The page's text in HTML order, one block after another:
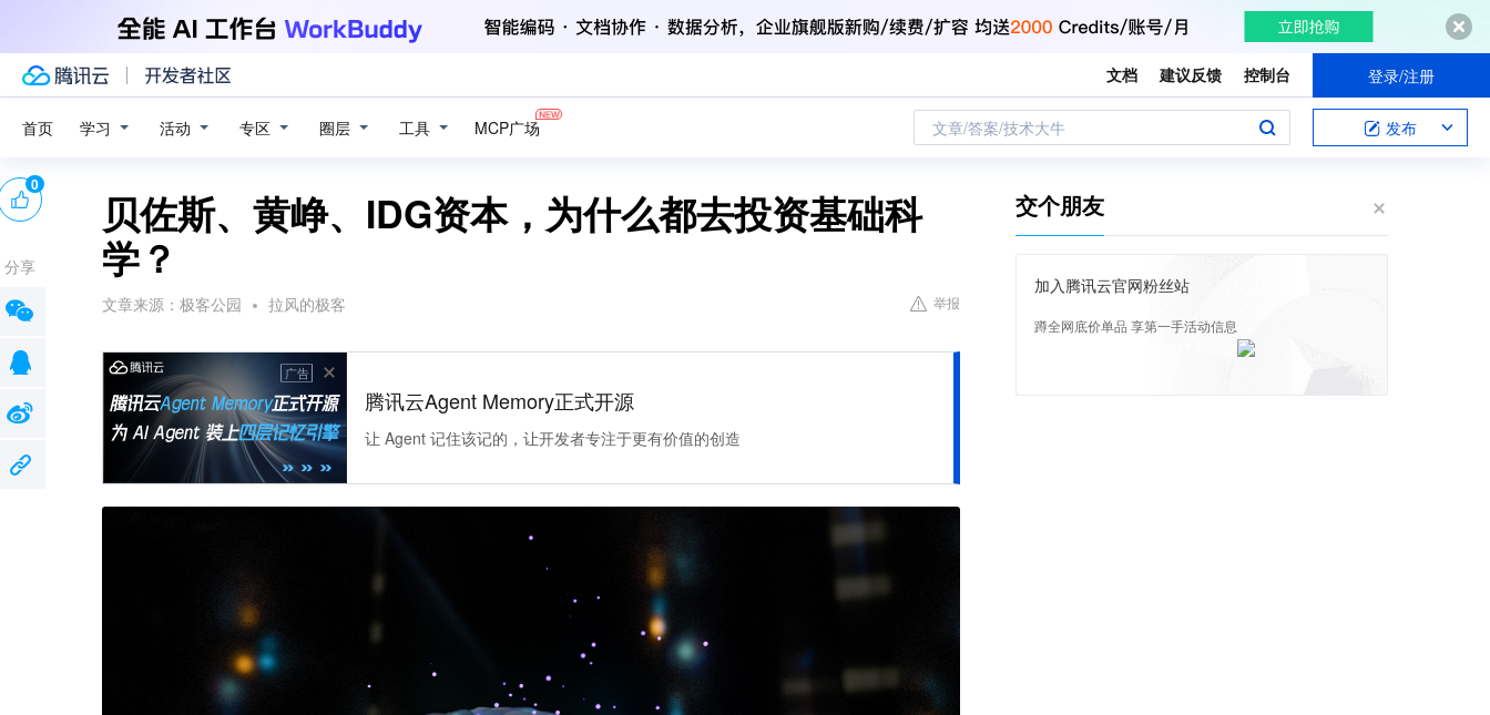
文档 建议反馈 控制台 登录/注册
首页 学习 活动 专区 圈层 工具 MCP广场 文章/答案/技术大牛 发布
贝佐斯、黄峥、IDG资本，为什么都去投资基础科
学？
文章来源： 极客公园 拉风的极客 举报
广告
腾讯云Agent Memory正式开源
让 Agent 记住该记的，让开发者专注于更有价值的创造
0
分享
交个朋友
加入腾讯云官网粉丝站
蹲全网底价单品 享第一手活动信息